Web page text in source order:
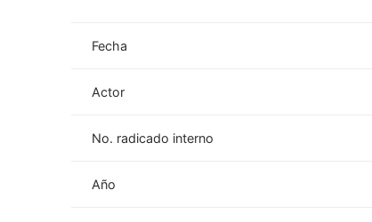
Fecha
Actor
No. radicado interno
Año